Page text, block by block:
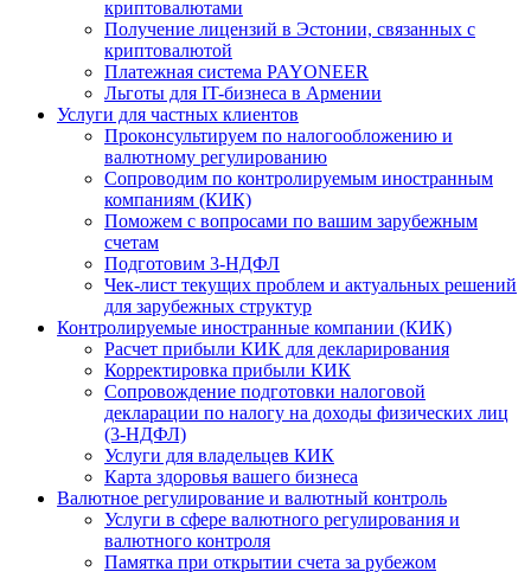
криптовалютами
Получение лицензий в Эстонии, связанных с
криптовалютой
Платежная система PAYONEER
Льготы для IT-бизнеса в Армении
Услуги для частных клиентов
Проконсультируем по налогообложению и
валютному регулированию
Сопроводим по контролируемым иностранным
компаниям (КИК)
Поможем с вопросами по вашим зарубежным
счетам
Подготовим 3-НДФЛ
Чек-лист текущих проблем и актуальных решений
для зарубежных структур
Контролируемые иностранные компании (КИК)
Расчет прибыли КИК для декларирования
Корректировка прибыли КИК
Сопровождение подготовки налоговой
декларации по налогу на доходы физических лиц
(3-НДФЛ)
Услуги для владельцев КИК
Карта здоровья вашего бизнеса
Валютное регулирование и валютный контроль
Услуги в сфере валютного регулирования и
валютного контроля
Памятка при открытии счета за рубежом